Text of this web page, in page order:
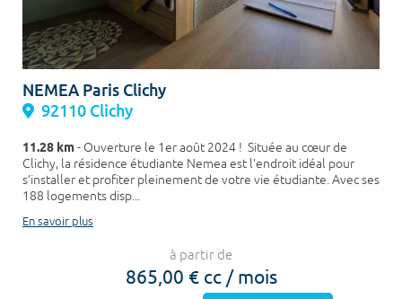
NEMEA Paris Clichy
92110 Clichy
11.28 km- Ouverture le 1er août 2024 ! Située au cœur de
Clichy, la résidence étudiante Nemea est l’endroit idéal pour
s’installer et profiter pleinement de votre vie étudiante. Avec ses
188 logements disp...
En savoir plus
à partir de
865,00 € cc / mois